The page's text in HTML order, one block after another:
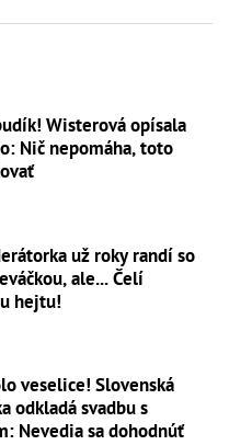
Wisterová opísala
Nič nepomáha, toto
už roky randí so
ale... Čelí
hejtu!
veselice! Slovenská
odkladá svadbu s
Nevedia sa dohodnúť